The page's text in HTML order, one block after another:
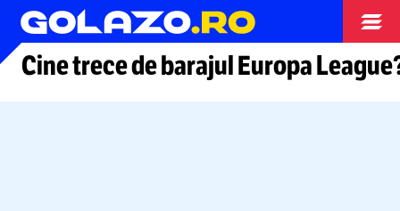
Arhiva fotbal
Cine trece de barajul Europa